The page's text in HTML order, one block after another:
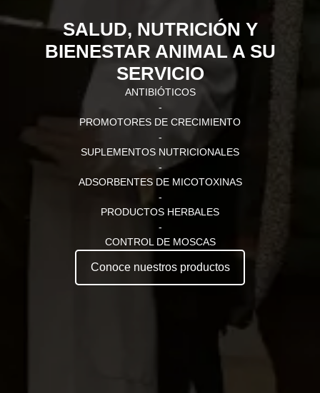
SALUD, NUTRICIÓN Y
BIENESTAR ANIMAL A SU
SERVICIO
ANTIBIÓTICOS
-
PROMOTORES DE CRECIMIENTO
-
SUPLEMENTOS NUTRICIONALES
-
ADSORBENTES DE MICOTOXINAS
-
PRODUCTOS HERBALES
-
CONTROL DE MOSCAS
Conoce nuestros productos